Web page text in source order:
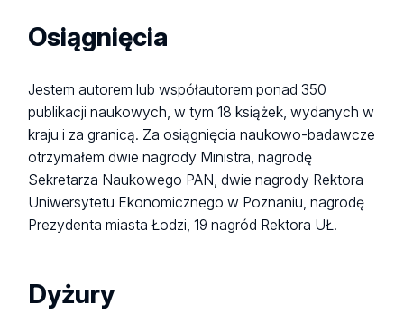
Osiągnięcia
Jestem autorem lub współautorem ponad 350
publikacji naukowych, w tym 18 książek, wydanych w
kraju i za granicą. Za osiągnięcia naukowo-badawcze
otrzymałem dwie nagrody Ministra, nagrodę
Sekretarza Naukowego PAN, dwie nagrody Rektora
Uniwersytetu Ekonomicznego w Poznaniu, nagrodę
Prezydenta miasta Łodzi, 19 nagród Rektora UŁ.
Dyżury